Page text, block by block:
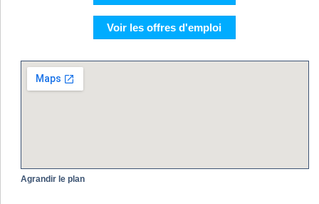
Voir les offres d'emploi
Agrandir le plan